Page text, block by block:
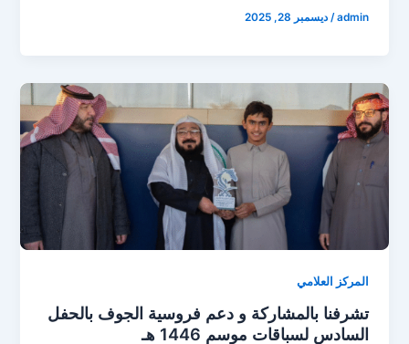
admin
/ديسمبر 28, 2025
المركز العلامي
تشرفنا بالمشاركة و دعم فروسية الجوف بالحفل
السادس لسباقات موسم 1446 هـ